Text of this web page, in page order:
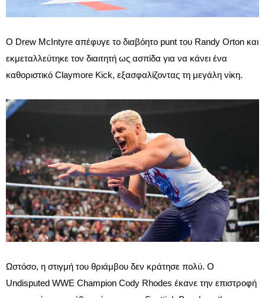
Ο Drew McIntyre απέφυγε το διαβόητο punt του Randy Orton και
εκμεταλλεύτηκε τον διαιτητή ως ασπίδα για να κάνει ένα
καθοριστικό Claymore Kick, εξασφαλίζοντας τη μεγάλη νίκη.
Ωστόσο, η στιγμή του θριάμβου δεν κράτησε πολύ. Ο
Undisputed WWE Champion Cody Rhodes έκανε την επιστροφή